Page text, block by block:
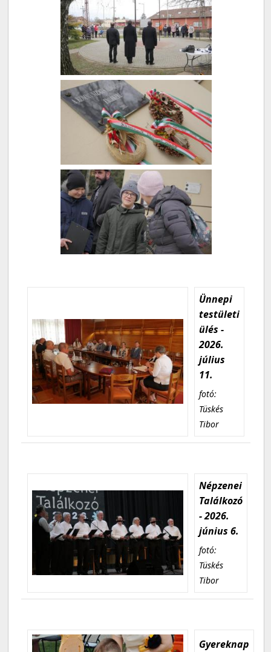
Ünnepi
testületi
ülés -
2026.
július
11.
fotó:
Tüskés
Tibor
Népzenei
Találkozó
- 2026.
június 6.
fotó:
Tüskés
Tibor
Gyereknap